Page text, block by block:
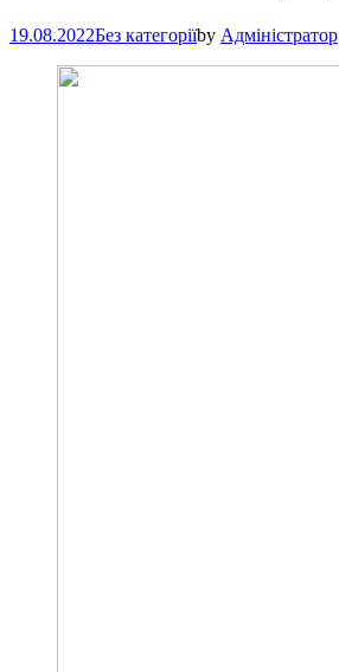
19.08.2022Без категоріїby Адміністратор